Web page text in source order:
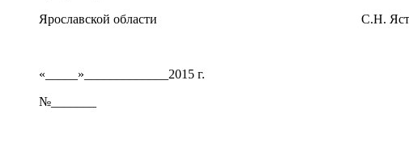
Ярославской области С.Н.
«_____»_____________2015 г.
№_______